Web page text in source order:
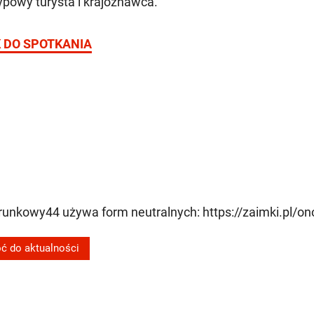
DO SPOTKANIA
używa form neutralnych: https://zaimki.pl/
do aktualności